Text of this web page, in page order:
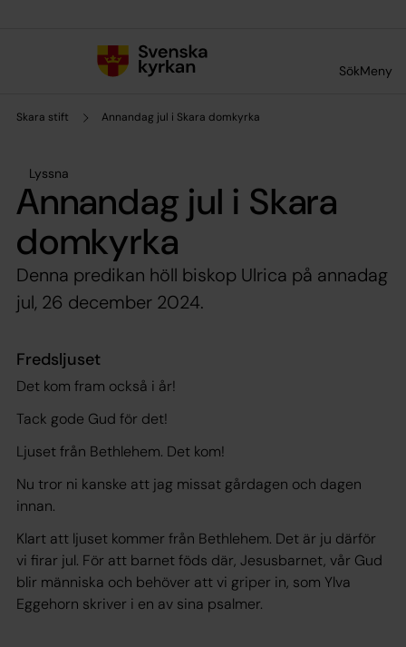
SökMeny
Skara stift Annandag jul i Skara domkyrka
Lyssna
Annandag jul i Skara
domkyrka
Denna predikan höll biskop Ulrica på annadag
jul, 26 december 2024.
Fredsljuset
Det kom fram också i år!
Tack gode Gud för det!
Ljuset från Bethlehem. Det kom!
Nu tror ni kanske att jag missat gårdagen och dagen
innan.
Klart att ljuset kommer från Bethlehem. Det är ju därför
vi firar jul. För att barnet föds där, Jesusbarnet, vår Gud
blir människa och behöver att vi griper in, som Ylva
Eggehorn skriver i en av sina psalmer.